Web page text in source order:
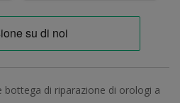
bottega di riparazione di orologi a